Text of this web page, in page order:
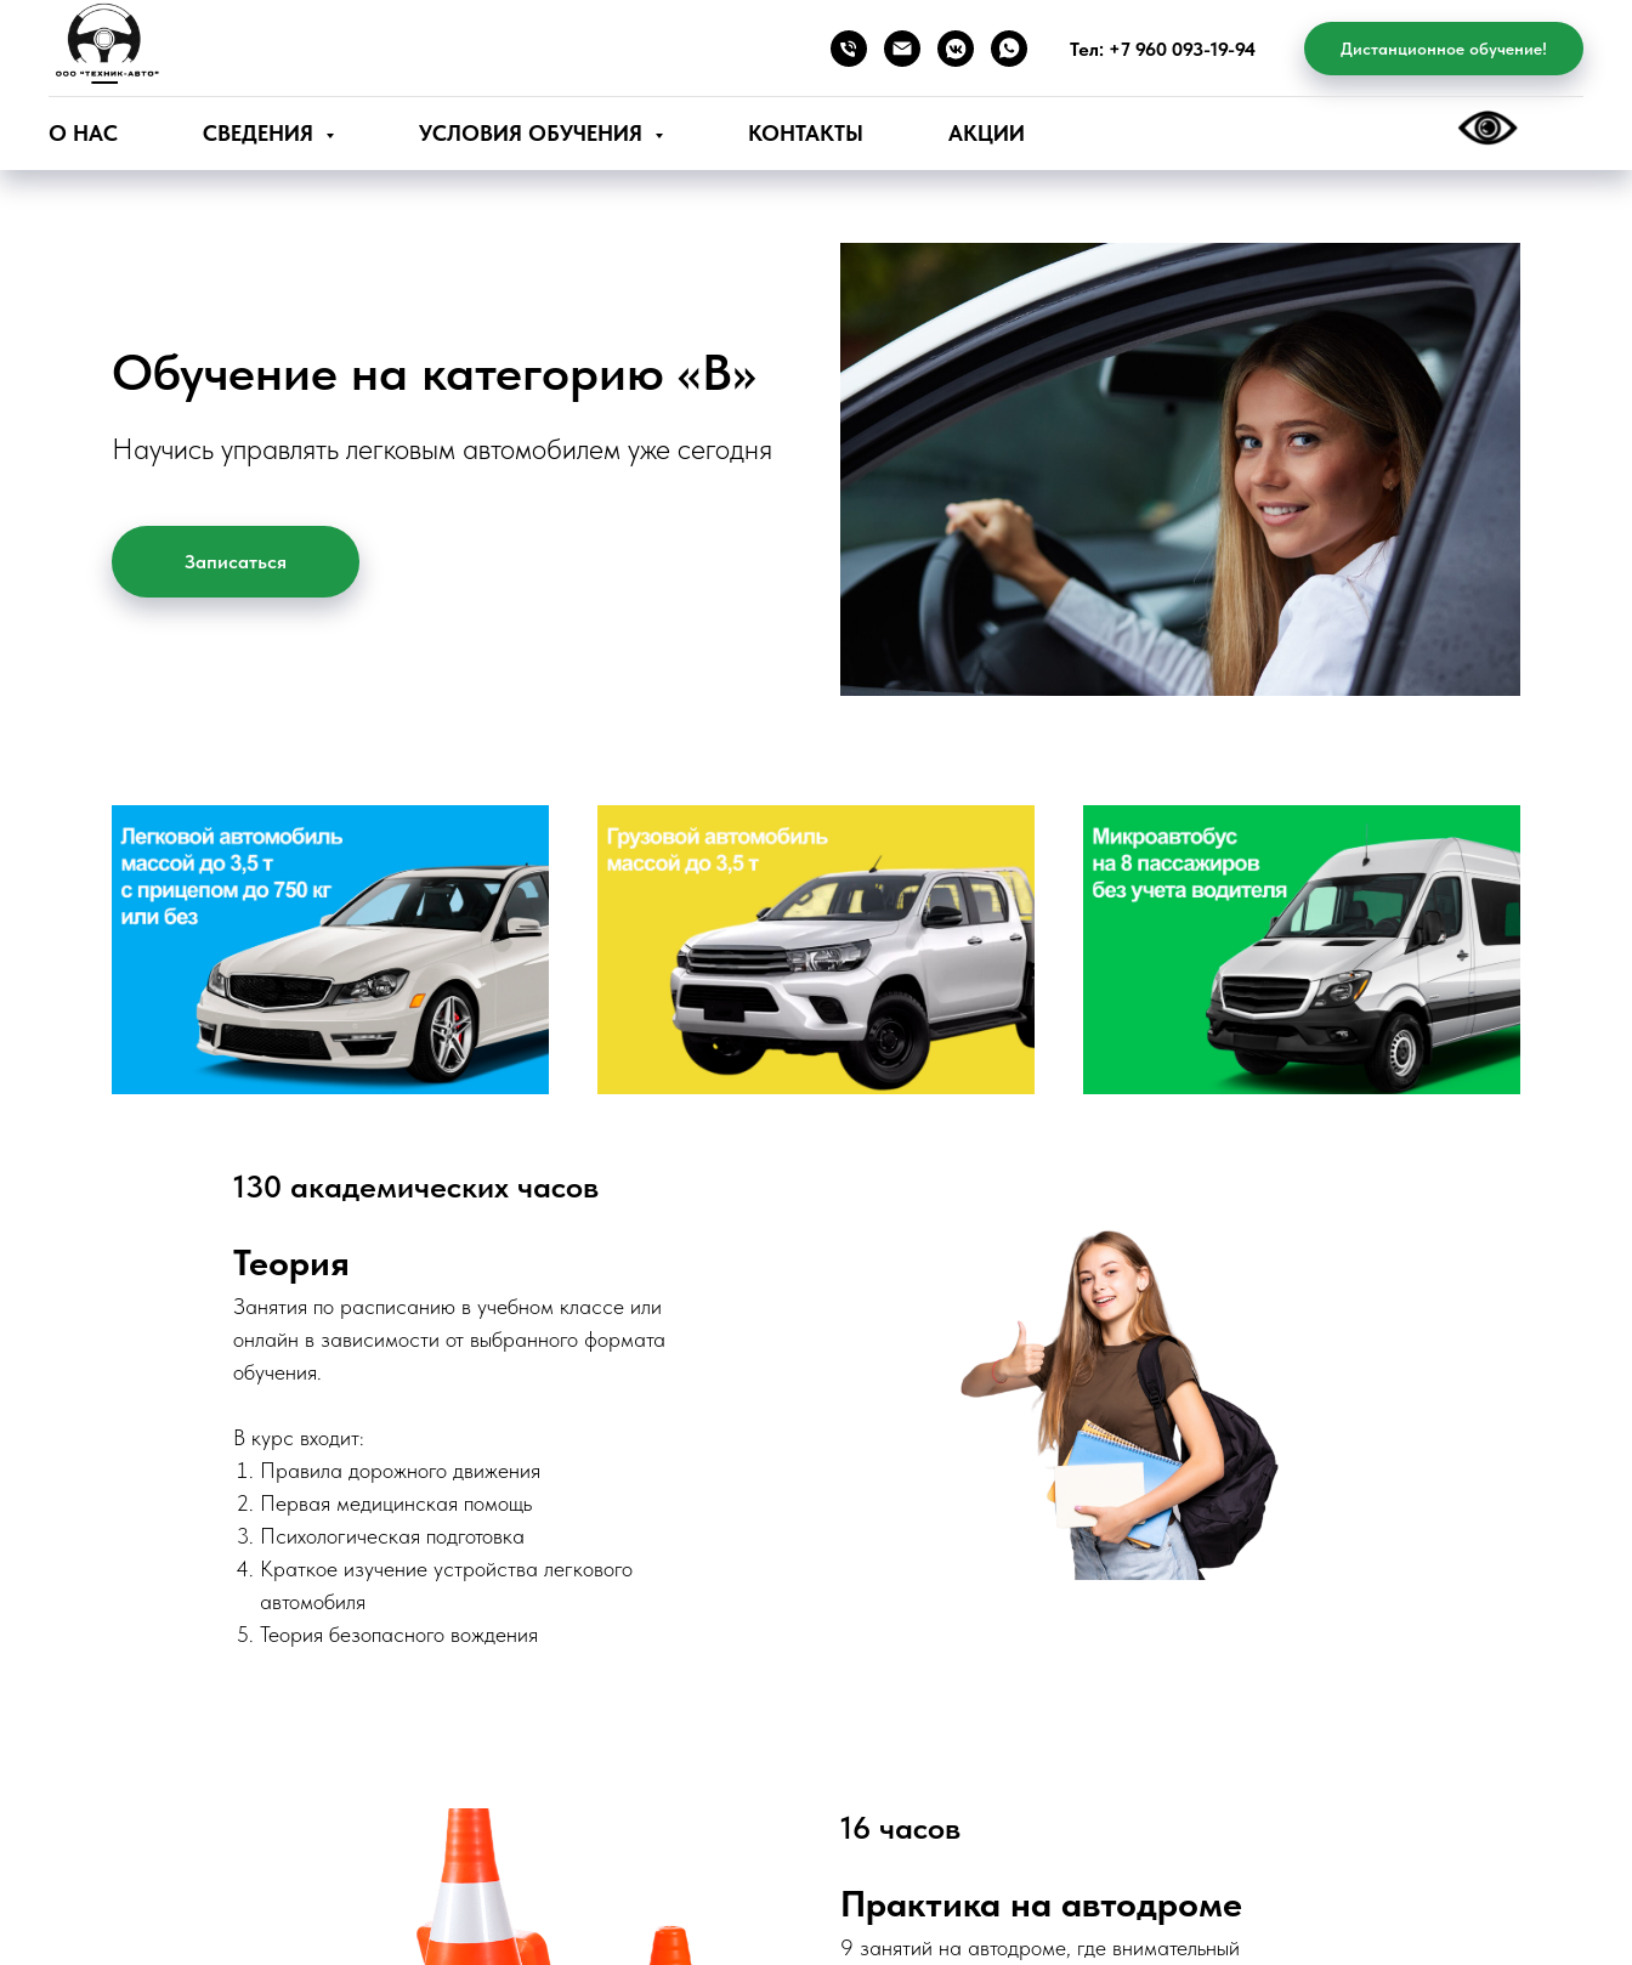
Тел: +7 960 093-19-94 Дистанционное обучение!
О НАС СВЕДЕНИЯ УСЛОВИЯ ОБУЧЕНИЯ КОНТАКТЫ АКЦИИ
Обучение на категорию «В»
Научись управлять легковым автомобилем уже сегодня
Записаться
130 академических часов
Теория
Занятия по расписанию в учебном классе или
онлайн в зависимости от выбранного формата
обучения.
В курс входит:
Правила дорожного движения
Первая медицинская помощь
Психологическая подготовка
Краткое изучение устройства легкового
автомобиля
Теория безопасного вождения
16 часов
Практика на автодроме
9 занятий на автодроме, где внимательный